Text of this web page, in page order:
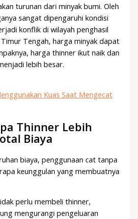
turunan dari minyak bumi. Oleh
sangat dipengaruhi kondisi
konflik di wilayah penghasil
Tengah, harga minyak dapat
harga thinner ikut naik dan
lebih besar.
Kuas Saat Mengecat
Thinner Lebih
Biaya
biaya, penggunaan cat tanpa
keunggulan yang membuatnya
perlu membeli thinner,
mengurangi pengeluaran